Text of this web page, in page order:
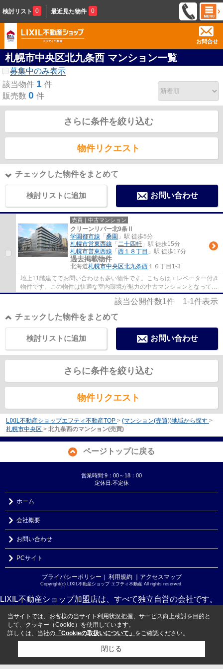
検討リスト 0 最近見た物件 0
お問合せ
札幌市中央区北九条西 マンション一覧
募集中のみ表示
該当物件 1 件
販売数 0 件
さらに条件を絞り込む
物件リクエスト
チェックした物件をまとめて
検討リストに追加 お問い合わせ
売買｜中古マンション
クリーンリバー北9条Ⅱ
学園都市線 「 桑園 」駅 徒歩5分
札幌市営東西線 「 二十四軒 」駅 徒歩15分
札幌市営東西線 「 西１８丁目 」駅 徒歩17分
過去掲載物件
北海道札幌市中央区北九条西 １６丁目1-3
地上11階建てでお問い合わせも多い物件です。こちらはエレベーター付き
物件です。この物件は快適な室内環境が魅力の中古マンションとなってい
ます。多くの方に好評の、駅から徒歩5分に...
該当公開件数1件 1-1件表示
チェックした物件をまとめて
お問い合わせ
検討リストに追加
さらに条件を絞り込む
物件リクエスト
LIXIL不動産ショップエフティ不動産TOP > (マンション(売買))地域から探す >
札幌市中央区 > 北九条西のマンション(売買)
ページトップに戻る
営業時間:9：00～18：00
定休日:不定休
ホーム
会社概要
お問い合わせ
PCサイト
プライバシーポリシー ｜ 利用規約 ｜アクセスマップ
Copyright(c) LIXIL不動産ショップ エフティ不動産 All rights reserved.
LIXIL不動産ショップ加盟店は、すべて独立自営の会社です。
当サイトでは、お客様の当サイト利用状況把握、サービス向上検討を目的と
して、クッキー（Cookie）を使用しています。
詳しくは、当社の 「Cookieの取扱いについて」 をご確認ください。
閉じる